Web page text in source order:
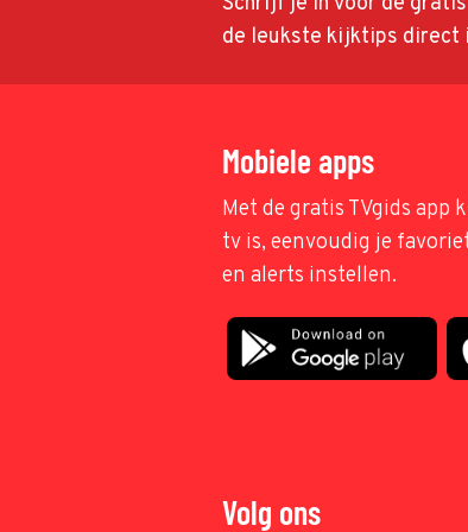
de leukste kijktips direct
Mobiele apps
Met de gratis TVgids app
tv is, eenvoudig je
en alerts instellen.
Volg ons